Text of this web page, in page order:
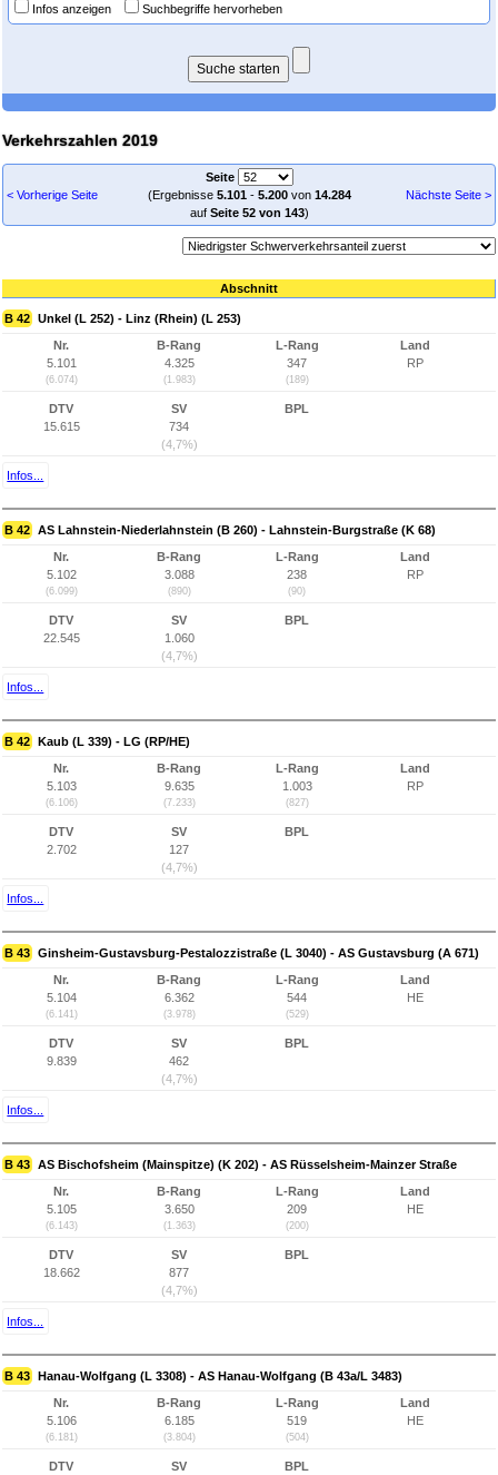
Infos anzeigen Suchbegriffe hervorheben
Verkehrszahlen 2019
< Vorherige Seite
Seite
(Ergebnisse 5.101- 5.200von 14.284
auf Seite 52 von 143)
Nächste Seite >
Abschnitt
B 42 Unkel (L 252) - Linz (Rhein) (L 253)
Nr.
5.101
(6.074)
B-Rang
4.325
(1.983)
L-Rang
347
(189)
Land
RP
DTV
15.615
SV
734
(4,7%)
BPL
Infos...
B 42 AS Lahnstein-Niederlahnstein (B 260) - Lahnstein-Burgstraße (K 68)
Nr.
5.102
(6.099)
B-Rang
3.088
(890)
L-Rang
238
(90)
Land
RP
DTV
22.545
SV
1.060
(4,7%)
BPL
Infos...
B 42 Kaub (L 339) - LG (RP/HE)
Nr.
5.103
(6.106)
B-Rang
9.635
(7.233)
L-Rang
1.003
(827)
Land
RP
DTV
2.702
SV
127
(4,7%)
BPL
Infos...
B 43 Ginsheim-Gustavsburg-Pestalozzistraße (L 3040) - AS Gustavsburg (A 671)
Nr.
5.104
(6.141)
B-Rang
6.362
(3.978)
L-Rang
544
(529)
Land
HE
DTV
9.839
SV
462
(4,7%)
BPL
Infos...
B 43 AS Bischofsheim (Mainspitze) (K 202) - AS Rüsselsheim-Mainzer Straße
Nr.
5.105
(6.143)
B-Rang
3.650
(1.363)
L-Rang
209
(200)
Land
HE
DTV
18.662
SV
877
(4,7%)
BPL
Infos...
B 43 Hanau-Wolfgang (L 3308) - AS Hanau-Wolfgang (B 43a/L 3483)
Nr.
5.106
(6.181)
B-Rang
6.185
(3.804)
L-Rang
519
(504)
Land
HE
DTV
SV
BPL